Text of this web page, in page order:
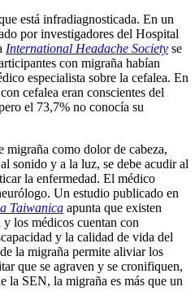
está infradiagnosticada. En un
por investigadores del Hospital
International Headache Society se
con migraña habían
especialista sobre la cefalea. En
cefalea eran conscientes del
el 73,7% no conocía su
migraña como dolor de cabeza,
sonido y a la luz, se debe acudir al
la enfermedad. El médico
Un estudio publicado en
Taiwanica apunta que existen
los médicos cuentan con
y la calidad de vida del
la migraña permite aliviar los
que se agraven y se cronifiquen,
la SEN, la migraña es más que un